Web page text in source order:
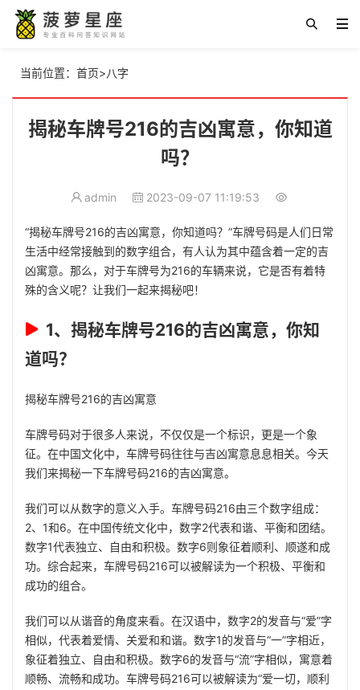
当前位置： 首页>八字
揭秘车牌号216的吉凶寓意，你知道
吗？
admin 2023-09-07 11:19:53
“揭秘车牌号216的吉凶寓意，你知道吗？”车牌号码是人们日常
生活中经常接触到的数字组合，有人认为其中蕴含着一定的吉
凶寓意。那么，对于车牌号为216的车辆来说，它是否有着特
殊的含义呢？让我们一起来揭秘吧！
1、揭秘车牌号216的吉凶寓意，你知
道吗？
揭秘车牌号216的吉凶寓意
车牌号码对于很多人来说，不仅仅是一个标识，更是一个象
征。在中国文化中，车牌号码往往与吉凶寓意息息相关。今天
我们来揭秘一下车牌号码216的吉凶寓意。
我们可以从数字的意义入手。车牌号码216由三个数字组成：
2、1和6。在中国传统文化中，数字2代表和谐、平衡和团结。
数字1代表独立、自由和积极。数字6则象征着顺利、顺遂和成
功。综合起来，车牌号码216可以被解读为一个积极、平衡和
成功的组合。
我们可以从谐音的角度来看。在汉语中，数字2的发音与“爱”字
相似，代表着爱情、关爱和和谐。数字1的发音与“一”字相近，
象征着独立、自由和积极。数字6的发音与“流”字相似，寓意着
顺畅、流畅和成功。车牌号码216可以被解读为“爱一切，顺利